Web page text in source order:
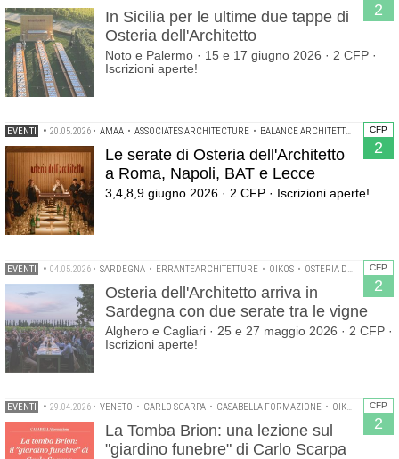
2
In Sicilia per le ultime due tappe di
Osteria dell'Architetto
Noto e Palermo · 15 e 17 giugno 2026 · 2 CFP ·
Iscrizioni aperte!
CFP
2
EVENTI • 20.05.2026 • AMAA • ASSOCIATES ARCHITECTURE • BALANCE ARCHITETTURA •
Le serate di Osteria dell'Architetto
a Roma, Napoli, BAT e Lecce
3,4,8,9 giugno 2026 · 2 CFP · Iscrizioni aperte!
CFP
2
EVENTI • 04.05.2026 • SARDEGNA • ERRANTEARCHITETTURE • OIKOS • OSTERIA DELL'ARCHITETTO
Osteria dell'Architetto arriva in
Sardegna con due serate tra le vigne
Alghero e Cagliari · 25 e 27 maggio 2026 · 2 CFP ·
Iscrizioni aperte!
CFP
2
EVENTI • 29.04.2026 • VENETO • CARLO SCARPA • CASABELLA FORMAZIONE • OIKOS
La Tomba Brion: una lezione sul
"giardino funebre" di Carlo Scarpa